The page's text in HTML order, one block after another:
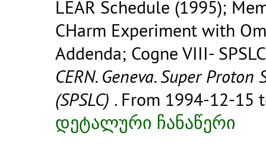
LEAR Schedule (1995);
CHarm Experiment with
Addenda; Cogne VIII-
CERN. Geneva. Super
(SPSLC) . From 1994-12-15
დეტალური ჩანაწერი